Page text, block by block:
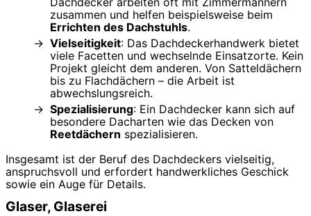
zusammen und helfen beispielsweise beim
Errichten des Dachstuhls.
Vielseitigkeit: Das Dachdeckerhandwerk bietet
viele Facetten und wechselnde Einsatzorte. Kein
Projekt gleicht dem anderen. Von Satteldächern
bis zu Flachdächern – die Arbeit ist
abwechslungsreich.
Spezialisierung: Ein Dachdecker kann sich auf
besondere Dacharten wie das Decken von
Reetdächern spezialisieren.
Insgesamt ist der Beruf des Dachdeckers vielseitig,
anspruchsvoll und erfordert handwerkliches Geschick
sowie ein Auge für Details.
Glaser, Glaserei